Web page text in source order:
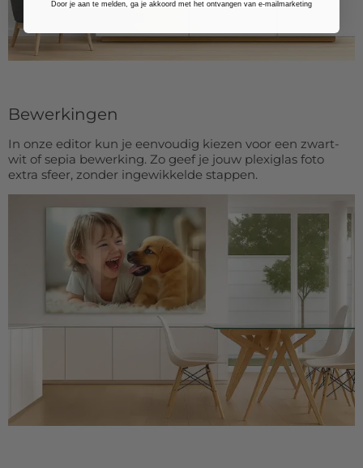
Bewerkingen
In onze editor kun je eenvoudig kiezen voor een zwart-
wit of sepia bewerking. Zo geef je jouw plexiglas foto
extra sfeer, zonder ingewikkelde stappen.
Door je aan te melden, ga je akkoord met het ontvangen van e-mailmarketing